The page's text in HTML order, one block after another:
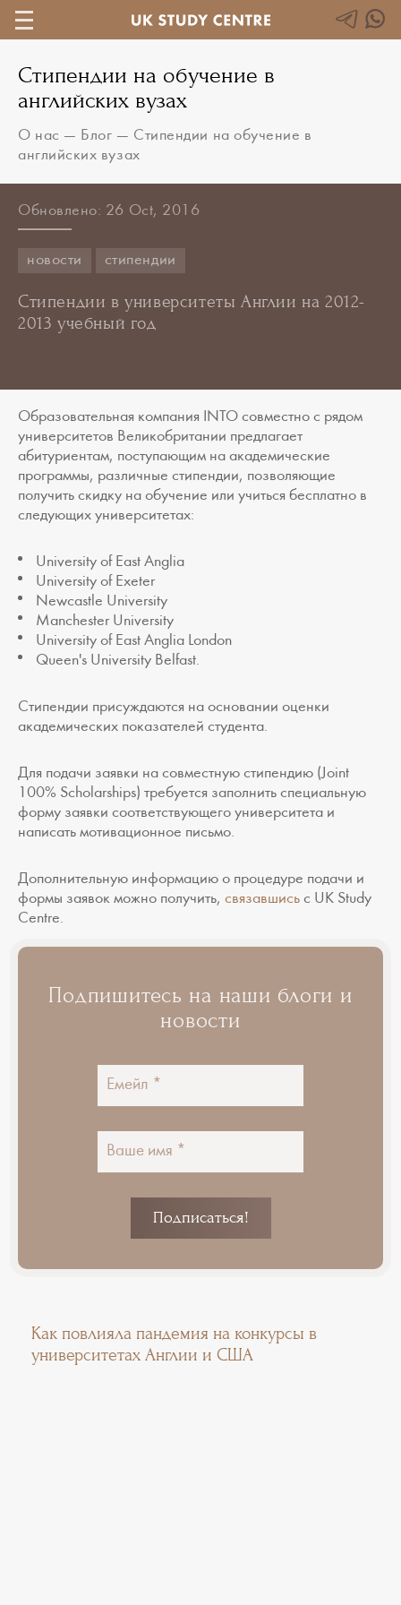
Стипендии на обучение в
английских вузах
О нас — Блог — Стипендии на обучение в
английских вузах
Обновлено: 26 Oct, 2016
новости стипендии
Стипендии в университеты Англии на 2012-
2013 учебный год
Образовательная компания INTO совместно с рядом
университетов Великобритании предлагает
абитуриентам, поступающим на академические
программы, различные стипендии, позволяющие
получить скидку на обучение или учиться бесплатно в
следующих университетах:
University of East Anglia
University of Exeter
Newcastle University
Manchester University
University of East Anglia London
Queen's University Belfast.
Стипендии присуждаются на основании оценки
академических показателей студента.
Для подачи заявки на совместную стипендию (Joint
100% Scholarships) требуется заполнить специальную
форму заявки соответствующего университета и
написать мотивационное письмо.
Дополнительную информацию о процедуре подачи и
формы заявок можно получить, связавшись с UK Study
Centre.
Подпишитесь на наши блоги и
новости
Как повлияла пандемия на конкурсы в
университетах Англии и США